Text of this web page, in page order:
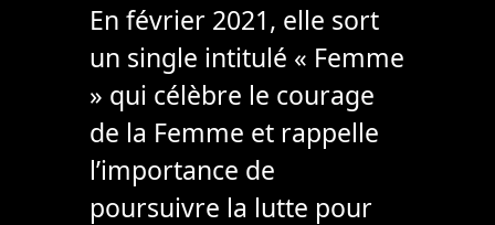
En février 2021, elle sort
un single intitulé « Femme
» qui célèbre le courage
de la Femme et rappelle
l’importance de
poursuivre la lutte pour